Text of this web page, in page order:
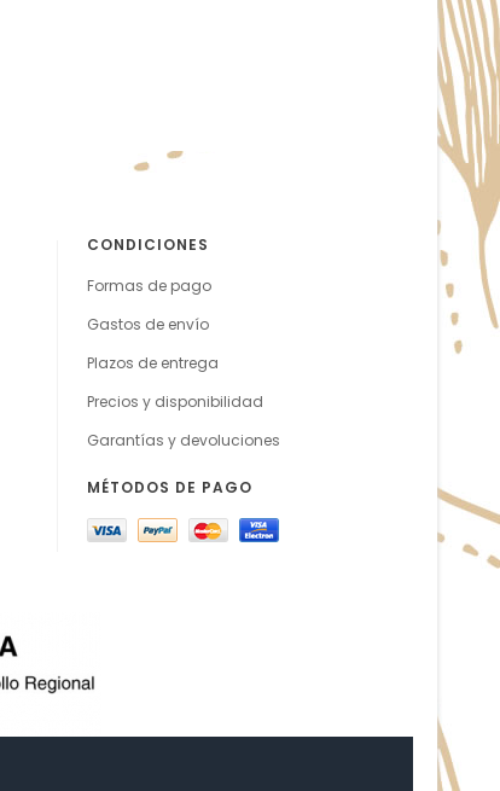
CONDICIONES
Formas de pago
Gastos de envío
Plazos de entrega
Precios y disponibilidad
Garantías y devoluciones
MÉTODOS DE PAGO